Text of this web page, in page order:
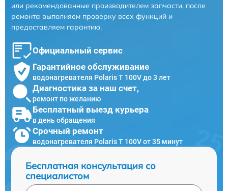
или рекомендованные производителем запчасти, после
ремонта выполняем проверку всех функций и
предоставляем гарантию.
Официальный сервис
Гарантийное обслуживание
водонагревателя Polaris T 100V до 3 лет
Диагностика за наш счет,
ремонт по желанию
Бесплатный выезд курьера
в день обращения
Срочный ремонт
водонагревателя Polaris T 100V от 35 минут
Бесплатная консультация со
специалистом